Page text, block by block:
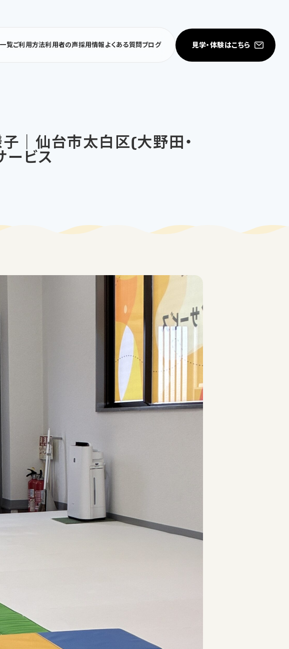
覧ご利用方法利用者の声採用情報よくある質問ブログ 見学・体験はこちら
｜仙台市太白区(大野田・
ービス